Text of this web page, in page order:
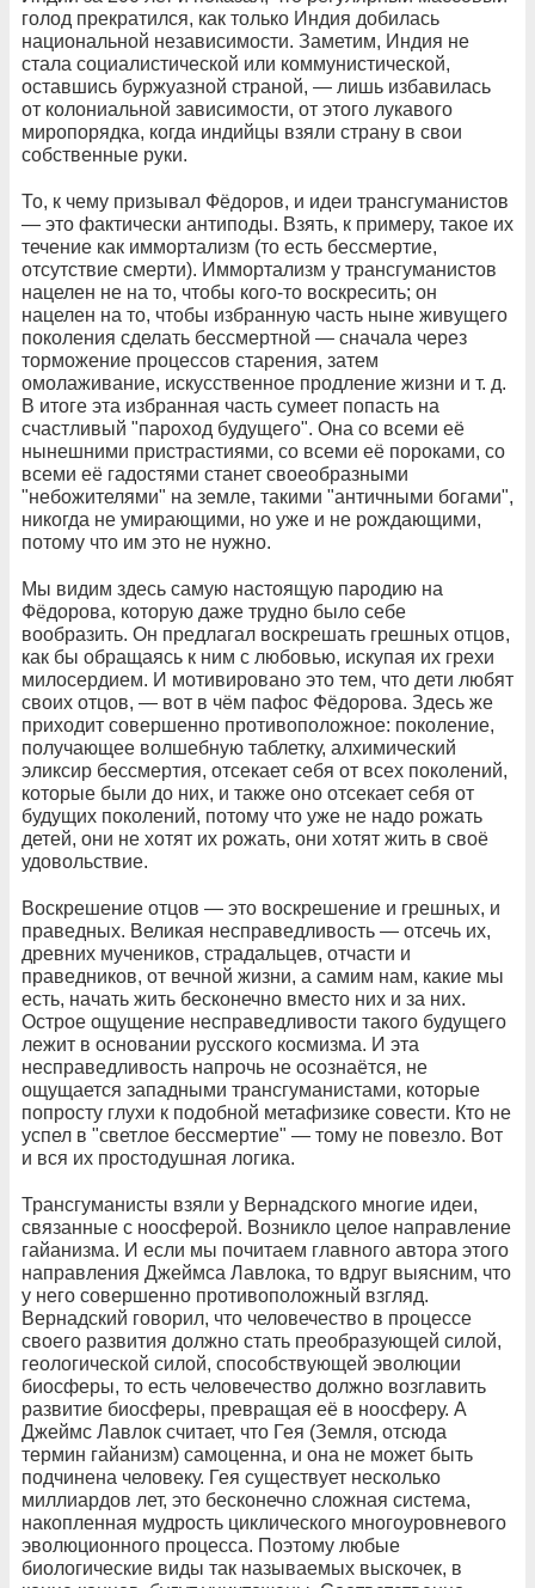
голод прекратился, как только Индия добилась
национальной независимости. Заметим, Индия не
стала социалистической или коммунистической,
оставшись буржуазной страной, — лишь избавилась
от колониальной зависимости, от этого лукавого
миропорядка, когда индийцы взяли страну в свои
собственные руки.
То, к чему призывал Фёдоров, и идеи трансгуманистов
— это фактически антиподы. Взять, к примеру, такое их
течение как иммортализм (то есть бессмертие,
отсутствие смерти). Иммортализм у трансгуманистов
нацелен не на то, чтобы кого-то воскресить; он
нацелен на то, чтобы избранную часть ныне живущего
поколения сделать бессмертной — сначала через
торможение процессов старения, затем
омолаживание, искусственное продление жизни и т. д.
В итоге эта избранная часть сумеет попасть на
счастливый "пароход будущего". Она со всеми её
нынешними пристрастиями, со всеми её пороками, со
всеми её гадостями станет своеобразными
"небожителями" на земле, такими "античными богами",
никогда не умирающими, но уже и не рождающими,
потому что им это не нужно.
Мы видим здесь самую настоящую пародию на
Фёдорова, которую даже трудно было себе
вообразить. Он предлагал воскрешать грешных отцов,
как бы обращаясь к ним с любовью, искупая их грехи
милосердием. И мотивировано это тем, что дети любят
своих отцов, — вот в чём пафос Фёдорова. Здесь же
приходит совершенно противоположное: поколение,
получающее волшебную таблетку, алхимический
эликсир бессмертия, отсекает себя от всех поколений,
которые были до них, и также оно отсекает себя от
будущих поколений, потому что уже не надо рожать
детей, они не хотят их рожать, они хотят жить в своё
удовольствие.
Воскрешение отцов — это воскрешение и грешных, и
праведных. Великая несправедливость — отсечь их,
древних мучеников, страдальцев, отчасти и
праведников, от вечной жизни, а самим нам, какие мы
есть, начать жить бесконечно вместо них и за них.
Острое ощущение несправедливости такого будущего
лежит в основании русского космизма. И эта
несправедливость напрочь не осознаётся, не
ощущается западными трансгуманистами, которые
попросту глухи к подобной метафизике совести. Кто не
успел в "светлое бессмертие" — тому не повезло. Вот
и вся их простодушная логика.
Трансгуманисты взяли у Вернадского многие идеи,
связанные с ноосферой. Возникло целое направление
гайанизма. И если мы почитаем главного автора этого
направления Джеймса Лавлока, то вдруг выясним, что
у него совершенно противоположный взгляд.
Вернадский говорил, что человечество в процессе
своего развития должно стать преобразующей силой,
геологической силой, способствующей эволюции
биосферы, то есть человечество должно возглавить
развитие биосферы, превращая её в ноосферу. А
Джеймс Лавлок считает, что Гея (Земля, отсюда
термин гайанизм) самоценна, и она не может быть
подчинена человеку. Гея существует несколько
миллиардов лет, это бесконечно сложная система,
накопленная мудрость циклического многоуровневого
эволюционного процесса. Поэтому любые
биологические виды так называемых выскочек, в